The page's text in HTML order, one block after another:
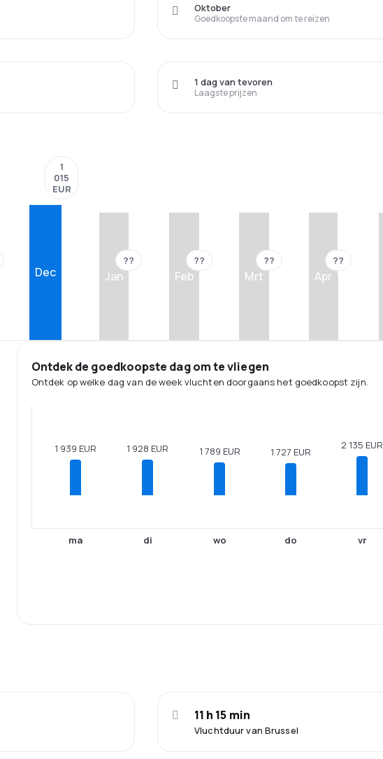
Goedkoopste maand om te reizen
Oktober
Laagste prijzen
1 dag van tevoren
Dec
1
015
EUR
Jan
??
Feb
??
Mrt
??
Apr
??
Ontdek de goedkoopste dag om te vliegen
Ontdek op welke dag van de week vluchten doorgaans het goedkoopst zijn.
1 939 EUR
ma
1 928 EUR
di
1 789 EUR
wo
1 727 EUR
do
2 135 EUR
vr
Vluchtduur van Brussel
11 h 15 min